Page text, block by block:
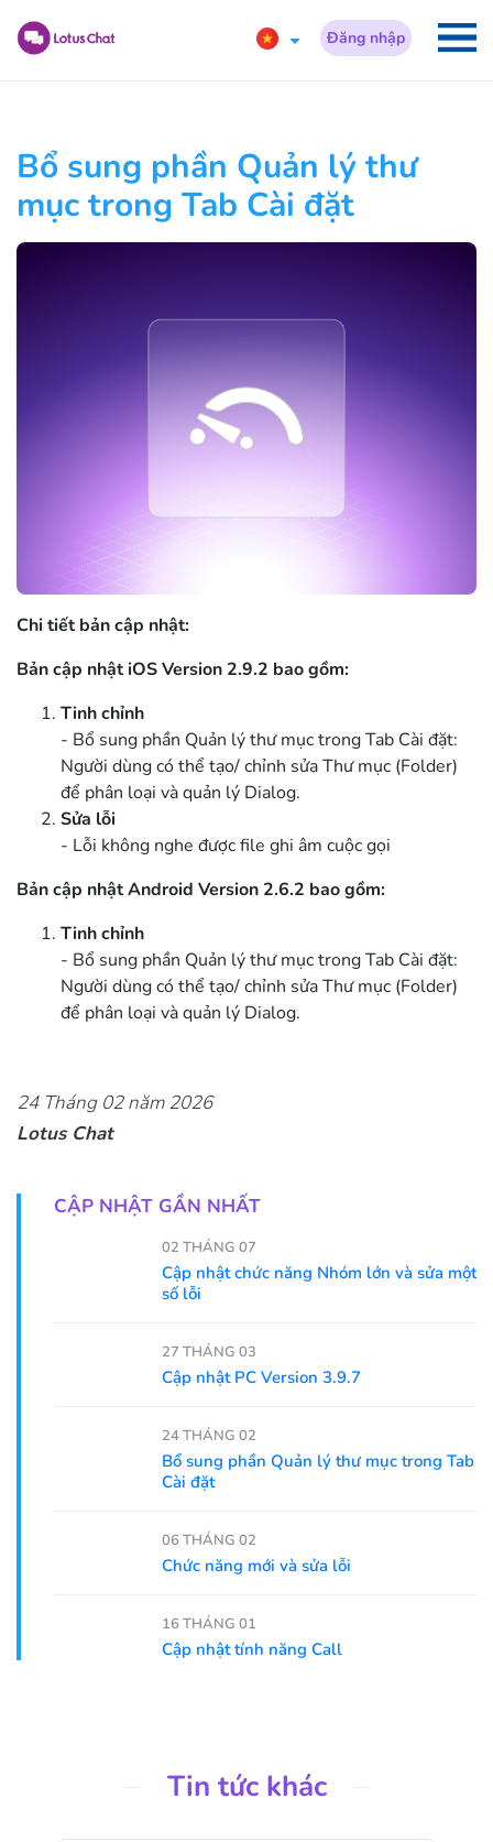
Đăng nhập
Bổ sung phần Quản lý thư
mục trong Tab Cài đặt
Chi tiết bản cập nhật:
Bản cập nhật iOS Version 2.9.2 bao gồm:
Tinh chỉnh
- Bổ sung phần Quản lý thư mục trong Tab Cài đặt:
Người dùng có thể tạo/ chỉnh sửa Thư mục (Folder)
để phân loại và quản lý Dialog.
Sửa lỗi
- Lỗi không nghe được file ghi âm cuộc gọi
Bản cập nhật Android Version 2.6.2 bao gồm:
Tinh chỉnh
- Bổ sung phần Quản lý thư mục trong Tab Cài đặt:
Người dùng có thể tạo/ chỉnh sửa Thư mục (Folder)
để phân loại và quản lý Dialog.
24 Tháng 02 năm 2026
Lotus Chat
CẬP NHẬT GẦN NHẤT
02 THÁNG 07
Cập nhật chức năng Nhóm lớn và sửa một
số lỗi
27 THÁNG 03
Cập nhật PC Version 3.9.7
24 THÁNG 02
Bổ sung phần Quản lý thư mục trong Tab
Cài đặt
06 THÁNG 02
Chức năng mới và sửa lỗi
16 THÁNG 01
Cập nhật tính năng Call
Tin tức khác